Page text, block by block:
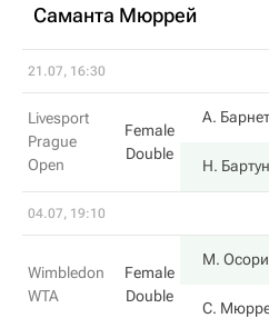
Саманта Мюррей
21.07, 16:30
Livesport
Prague
Open
Female
Double
А.
Н.
04.07, 19:10
Wimbledon
WTA
Female
Double
М.
С.